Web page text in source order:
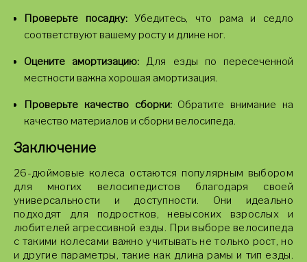
Проверьте посадку:Убедитесь, что рама и седло
соответствуют вашему росту и длине ног.
Оцените амортизацию: Для езды по пересеченной
местности важна хорошая амортизация.
Проверьте качество сборки:Обратите внимание на
качество материалов и сборки велосипеда.
Заключение
26-дюймовые колеса остаются популярным выбором
для многих велосипедистов благодаря своей
универсальности и доступности. Они идеально
подходят для подростков, невысоких взрослых и
любителей агрессивной езды. При выборе велосипеда
с такими колесами важно учитывать не только рост, но
и другие параметры, такие как длина рамы и тип езды.